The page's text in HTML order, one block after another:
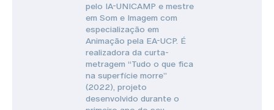
pelo IA-UNICAMP e mestre
em Som e Imagem com
especialização em
Animação pela EA-UCP. É
realizadora da curta-
metragem “Tudo o que fica
na superfície morre”
(2022), projeto
desenvolvido durante o